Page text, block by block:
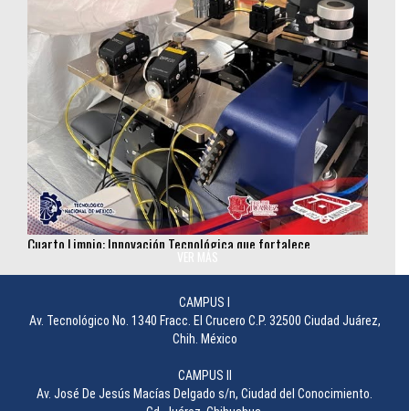
Cuarto Limpio: Innovación Tecnológica que fortalece
investigación en semiconductores
CAMPUS I
Av. Tecnológico No. 1340 Fracc. El Crucero C.P. 32500 Ciudad Juárez,
Chih. México
CAMPUS II
Av. José De Jesús Macías Delgado s/n, Ciudad del Conocimiento.